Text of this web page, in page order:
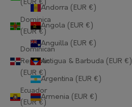
(EUR €)
Dominica
(EUR €)
Dominican
Republic
(EUR €)
Ecuador
(EUR €)
Andorra (EUR €)
Angola (EUR €)
Anguilla (EUR €)
Antigua & Barbuda (EUR €)
Argentina (EUR €)
Armenia (EUR €)